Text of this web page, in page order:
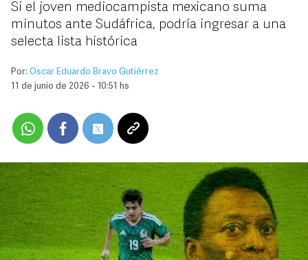
Si el joven mediocampista mexicano suma
minutos ante Sudáfrica, podría ingresar a una
selecta lista histórica
Por: Oscar Eduardo Bravo Gutiérrez
11 de junio de 2026 - 10:51 hs